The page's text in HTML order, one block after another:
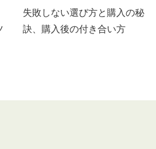
失敗しない選び方と購入の秘
訣、購入後の付き合い方